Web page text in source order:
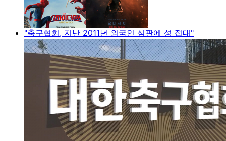
"축구협회, 지난 2011년 외국인 심판에 성 접대"